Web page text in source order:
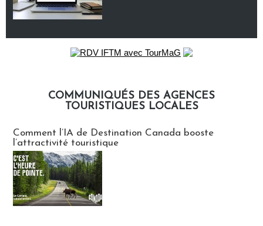
COMMUNIQUÉS DES AGENCES
TOURISTIQUES LOCALES
Comment l’IA de Destination Canada booste
l’attractivité touristique